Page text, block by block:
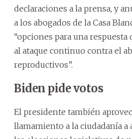
declaraciones a la prensa, y
a los abogados de la Casa
“opciones para una
al ataque continuo contra el
reproductivos”.
Biden pide votos
El presidente también
llamamiento a la ciudadanía a